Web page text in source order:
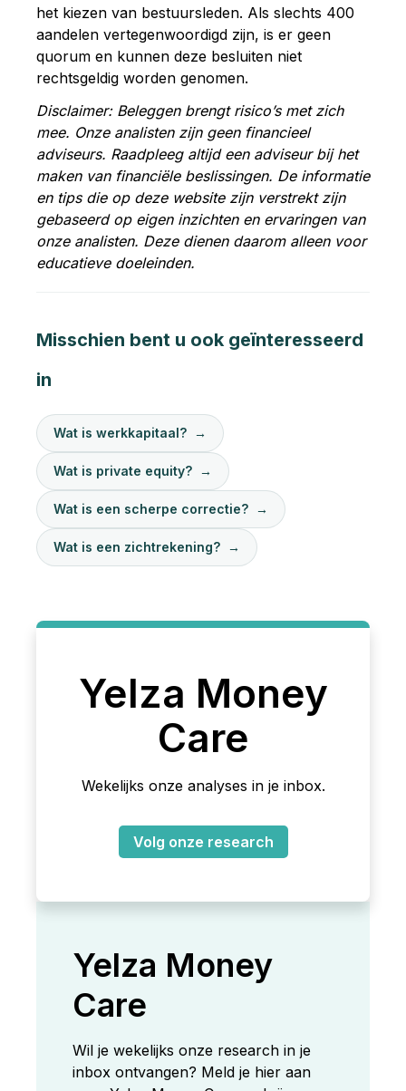
het kiezen van bestuursleden. Als slechts 400
aandelen vertegenwoordigd zijn, is er geen
quorum en kunnen deze besluiten niet
rechtsgeldig worden genomen.
Disclaimer: Beleggen brengt risico’s met zich
mee. Onze analisten zijn geen financieel
adviseurs. Raadpleeg altijd een adviseur bij het
maken van financiële beslissingen. De informatie
en tips die op deze website zijn verstrekt zijn
gebaseerd op eigen inzichten en ervaringen van
onze analisten. Deze dienen daarom alleen voor
educatieve doeleinden.
Misschien bent u ook geïnteresseerd
in
Wat is werkkapitaal? →
Wat is private equity? →
Wat is een scherpe correctie? →
Wat is een zichtrekening? →
Yelza Money
Care
Wekelijks onze analyses in je inbox.
Volg onze research
Yelza Money
Care
Wil je wekelijks onze research in je
inbox ontvangen? Meld je hier aan